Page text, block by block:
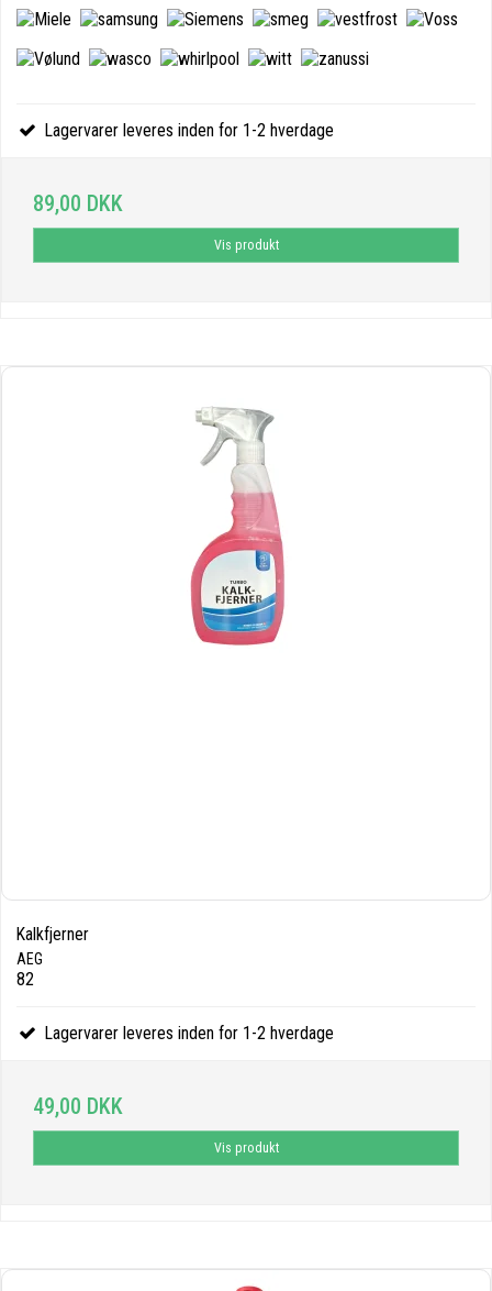
Lagervarer leveres inden for 1-2 hverdage
89,00 DKK
Vis produkt
Kalkfjerner
AEG
82
Lagervarer leveres inden for 1-2 hverdage
49,00 DKK
Vis produkt